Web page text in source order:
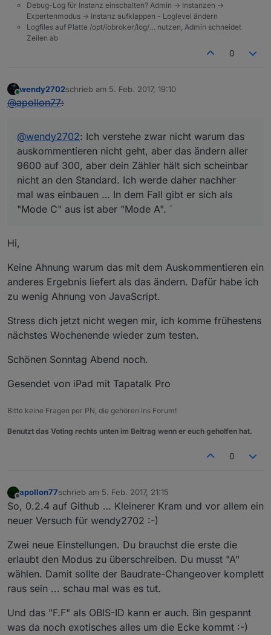
Debug-Log für Instanz einschalten? Admin -> Instanzen ->
Expertenmodus -> Instanz aufklappen - Loglevel ändern
Logfiles auf Platte /opt/iobroker/log/… nutzen, Admin schneidet
Zeilen ab
0
Online
wendy2702schrieb am 5. Feb. 2017, 19:10
zuletzt editiert von
@apollon77:
@wendy2702: Ich verstehe zwar nicht warum das
auskommentieren nicht geht, aber das ändern aller
9600 auf 300, aber dein Zähler hält sich scheinbar
nicht an den Standard. Ich werde daher nachher
mal was einbauen … In dem Fall gibt er sich als
"Mode C" aus ist aber "Mode A". `
Hi,
Keine Ahnung warum das mit dem Auskommentieren ein
anderes Ergebnis liefert als das ändern. Dafür habe ich
zu wenig Ahnung von JavaScript.
Stress dich jetzt nicht wegen mir, ich komme frühestens
nächstes Wochenende wieder zum testen.
Schönen Sonntag Abend noch.
Gesendet von iPad mit Tapatalk Pro
Bitte keine Fragen per PN, die gehören ins Forum!
Benutzt das Voting rechts unten im Beitrag wenn er euch geholfen hat.
0
Offline
apollon77schrieb am 5. Feb. 2017, 21:15
zuletzt editiert von
So, 0.2.4 auf Github … Kleinerer Kram und vor allem ein
neuer Versuch für wendy2702 :-)
Zwei neue Einstellungen. Du brauchst die erste die
erlaubt den Modus zu überschreiben. Du musst "A"
wählen. Damit sollte der Baudrate-Changeover komplett
raus sein ... schau mal was es tut.
Und das "F.F" als OBIS-ID kann er auch. Bin gespannt
was da noch exotisches alles um die Ecke kommt :-)